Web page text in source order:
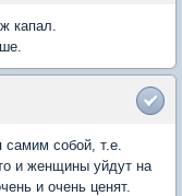
капал.
самим собой, т.е.
и женщины уйдут на
и очень ценят.